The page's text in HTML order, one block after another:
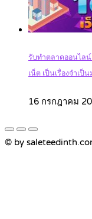
รับทำตลาดออนไล
เน็ต เป็นเรื่องจำเป็
16 กรกฎาคม
© by